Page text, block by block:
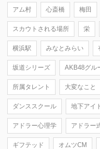
アム村 心斎橋 梅田
スカウトされる場所 栄
横浜駅 みなとみらい
坂道シリーズ AKB48グル
所属タレント 大変なこと
ダンススクール 地下アイ
アドラー心理学 アドラー
ギフテッド オムツCM